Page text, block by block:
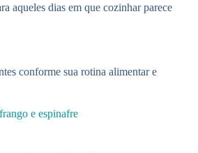
aqueles dias em que cozinhar parece
conforme sua rotina alimentar e
e espinafre